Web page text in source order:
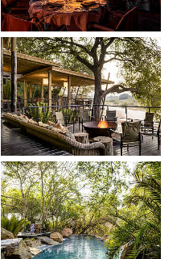
Show larger version
Show larger version